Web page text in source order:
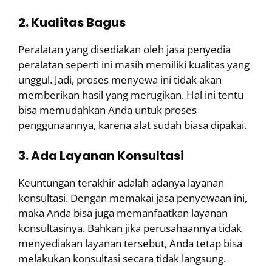
2. Kualitas Bagus
Peralatan yang disediakan oleh jasa penyedia
peralatan seperti ini masih memiliki kualitas yang
unggul. Jadi, proses menyewa ini tidak akan
memberikan hasil yang merugikan. Hal ini tentu
bisa memudahkan Anda untuk proses
penggunaannya, karena alat sudah biasa dipakai.
3. Ada Layanan Konsultasi
Keuntungan terakhir adalah adanya layanan
konsultasi. Dengan memakai jasa penyewaan ini,
maka Anda bisa juga memanfaatkan layanan
konsultasinya. Bahkan jika perusahaannya tidak
menyediakan layanan tersebut, Anda tetap bisa
melakukan konsultasi secara tidak langsung.